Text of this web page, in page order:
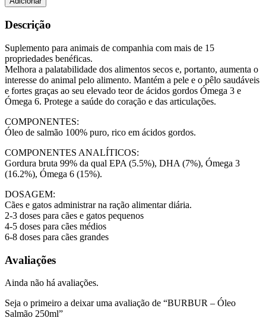
-
Óleo
Salmão
Descrição
Suplemento para animais de companhia com mais de 15
propriedades benéficas.
Melhora a palatabilidade dos alimentos secos e, portanto, aumenta o
interesse do animal pelo alimento. Mantém a pele e o pêlo saudáveis
e fortes graças ao seu elevado teor de ácidos gordos Ómega 3 e
Ómega 6. Protege a saúde do coração e das articulações.
COMPONENTES:
Óleo de salmão 100% puro, rico em ácidos gordos.
COMPONENTES ANALÍTICOS:
Gordura bruta 99% da qual EPA (5.5%), DHA (7%), Ómega 3
(16.2%), Ómega 6 (15%).
DOSAGEM:
Cães e gatos administrar na ração alimentar diária.
2-3 doses para cães e gatos pequenos
4-5 doses para cães médios
6-8 doses para cães grandes
Avaliações
Ainda não há avaliações.
Seja o primeiro a deixar uma avaliação de “BURBUR – Óleo
Salmão 250ml”